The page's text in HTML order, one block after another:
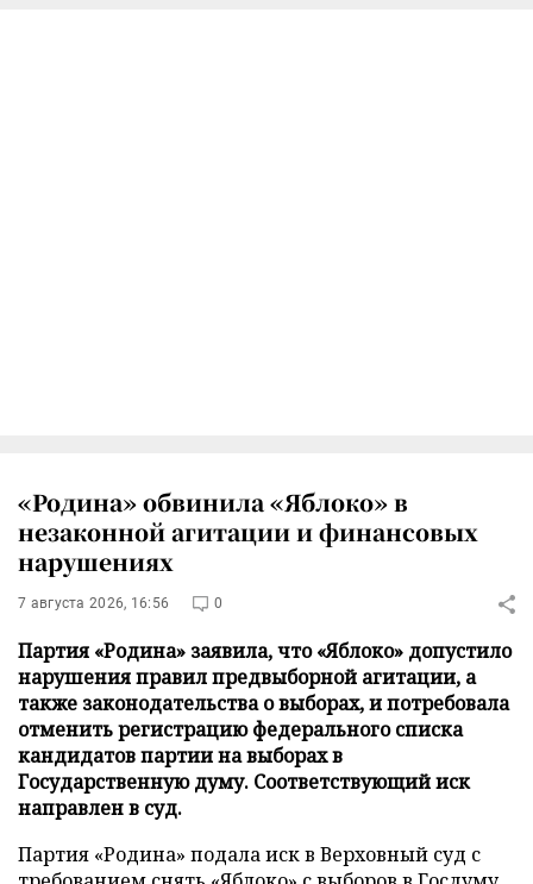
«Родина» обвинила «Яблоко» в
незаконной агитации и финансовых
нарушениях
7 августа 2026, 16:56 0
Партия «Родина» заявила, что «Яблоко» допустило
нарушения правил предвыборной агитации, а
также законодательства о выборах, и потребовала
отменить регистрацию федерального списка
кандидатов партии на выборах в
Государственную думу. Соответствующий иск
направлен в суд.
Партия «Родина» подала иск в Верховный суд с